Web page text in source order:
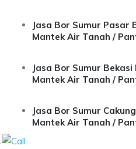
Jasa Bor Sumur Pasar
Mantek Air Tanah /
Jasa Bor Sumur
Mantek Air Tanah /
Jasa Bor Sumur
Mantek Air Tanah /